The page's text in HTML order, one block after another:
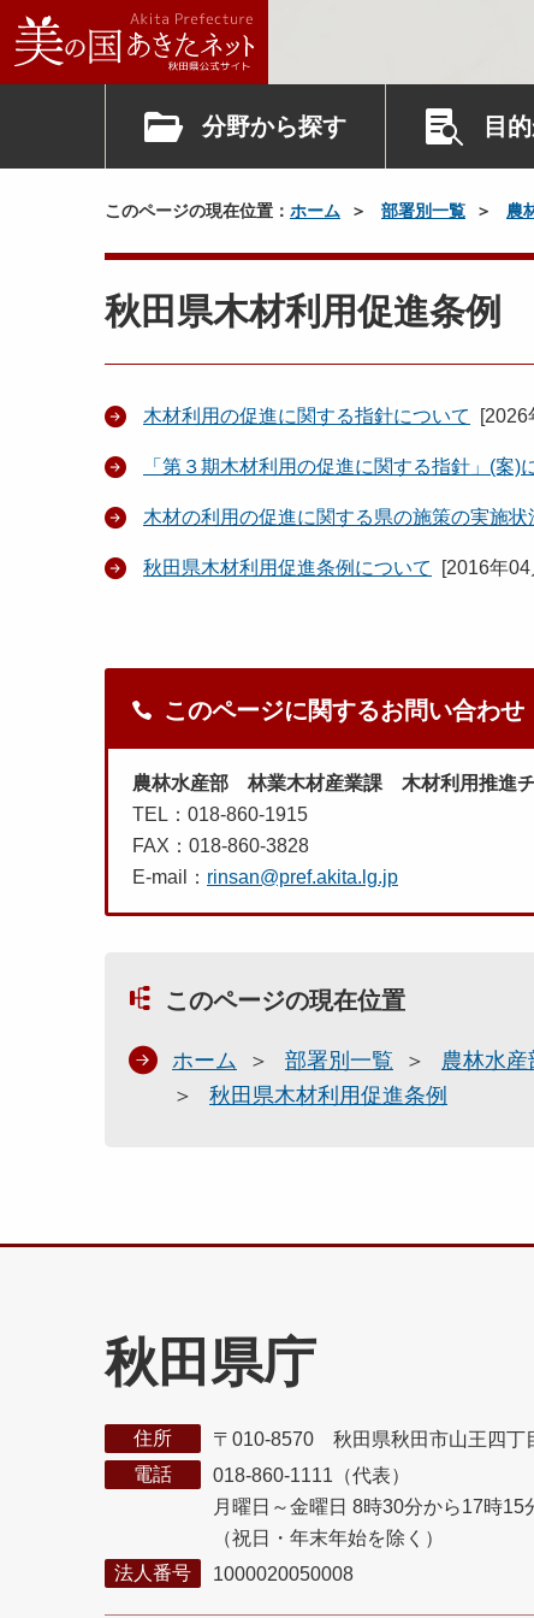
分野から探す 目
このページの現在位置： ホーム 部署別一覧 農
秋田県木材利用促進条例
木材利用の促進に関する指針について [2026
「第３期木材利用の促進に関する指針」(案)
木材の利用の促進に関する県の施策の実施状
秋田県木材利用促進条例について [2016年04
このページに関するお問い合わせ
農林水産部 林業木材産業課 木材利用推進
TEL：018-860-1915
FAX：018-860-3828
E-mail： rinsan@pref.akita.lg.jp
このページの現在位置
ホーム 部署別一覧 農林水産
秋田県木材利用促進条例
秋田県庁
住所
〒010-8570 秋田県秋田市山王四丁
電話
018-860-1111（代表）
月曜日～金曜日 8時30分から17時15
（祝日・年末年始を除く）
法人番号
1000020050008